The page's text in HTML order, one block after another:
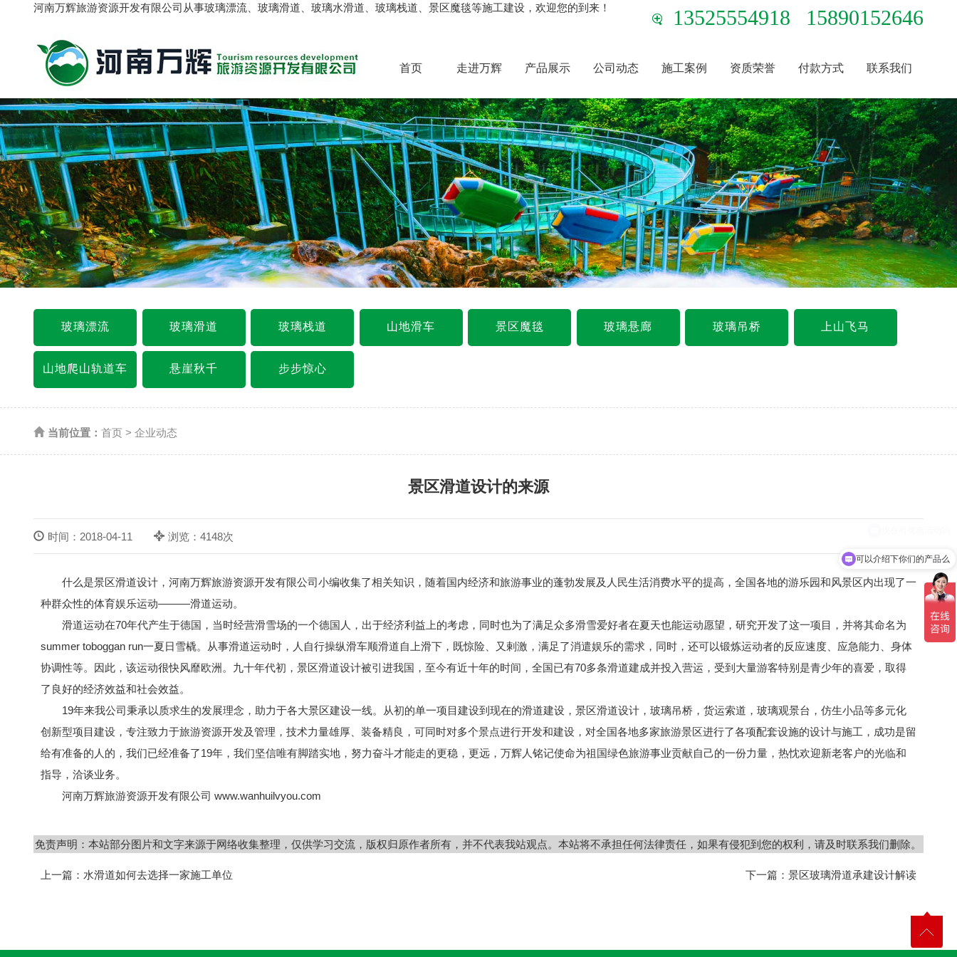
河南万辉旅游资源开发有限公司从事玻璃漂流、玻璃滑道、玻璃水滑道、玻璃栈道、景区魔毯等施工建设，欢迎您的到来！ 13525554918 15890152646
首页 走进万辉 产品展示 公司动态 施工案例 资质荣誉 付款方式 联系我们
玻璃漂流 玻璃滑道 玻璃栈道 山地滑车 景区魔毯 玻璃悬廊 玻璃吊桥 上山飞马
山地爬山轨道车 悬崖秋千 步步惊心
当前位置： 首页 > 企业动态
景区滑道设计的来源
时间：2018-04-11 浏览：4148次
什么是景区滑道设计，河南万辉旅游资源开发有限公司小编收集了相关知识，随着国内经济和旅游事业的蓬勃发展及人民生活消费水平的提高，全国各地的游乐园和风景区内出现了一
种群众性的体育娱乐运动———滑道运动。
滑道运动在70年代产生于德国，当时经营滑雪场的一个德国人，出于经济利益上的考虑，同时也为了满足众多滑雪爱好者在夏天也能运动愿望，研究开发了这一项目，并将其命名为
summer toboggan run一夏日雪橇。从事滑道运动时，人自行操纵滑车顺滑道自上滑下，既惊险、又剌激，满足了消遣娱乐的需求，同时，还可以锻炼运动者的反应速度、应急能力、身体
协调性等。因此，该运动很快风靡欧洲。九十年代初，景区滑道设计被引进我国，至今有近十年的时间，全国已有70多条滑道建成并投入营运，受到大量游客特别是青少年的喜爱，取得
了良好的经济效益和社会效益。
19年来我公司秉承以质求生的发展理念，助力于各大景区建设一线。从初的单一项目建设到现在的滑道建设，景区滑道设计，玻璃吊桥，货运索道，玻璃观景台，仿生小品等多元化
创新型项目建设，专注致力于旅游资源开发及管理，技术力量雄厚、装备精良，可同时对多个景点进行开发和建设，对全国各地多家旅游景区进行了各项配套设施的设计与施工，成功是留
给有准备的人的，我们已经准备了19年，我们坚信唯有脚踏实地，努力奋斗才能走的更稳，更远，万辉人铭记使命为祖国绿色旅游事业贡献自己的一份力量，热忱欢迎新老客户的光临和
指导，洽谈业务。
河南万辉旅游资源开发有限公司 www.wanhuilvyou.com
免责声明：本站部分图片和文字来源于网络收集整理，仅供学习交流，版权归原作者所有，并不代表我站观点。本站将不承担任何法律责任，如果有侵犯到您的权利，请及时联系我们删除。
上一篇： 水滑道如何去选择一家施工单位 下一篇： 景区玻璃滑道承建设计解读
可以介绍下你们的产品么